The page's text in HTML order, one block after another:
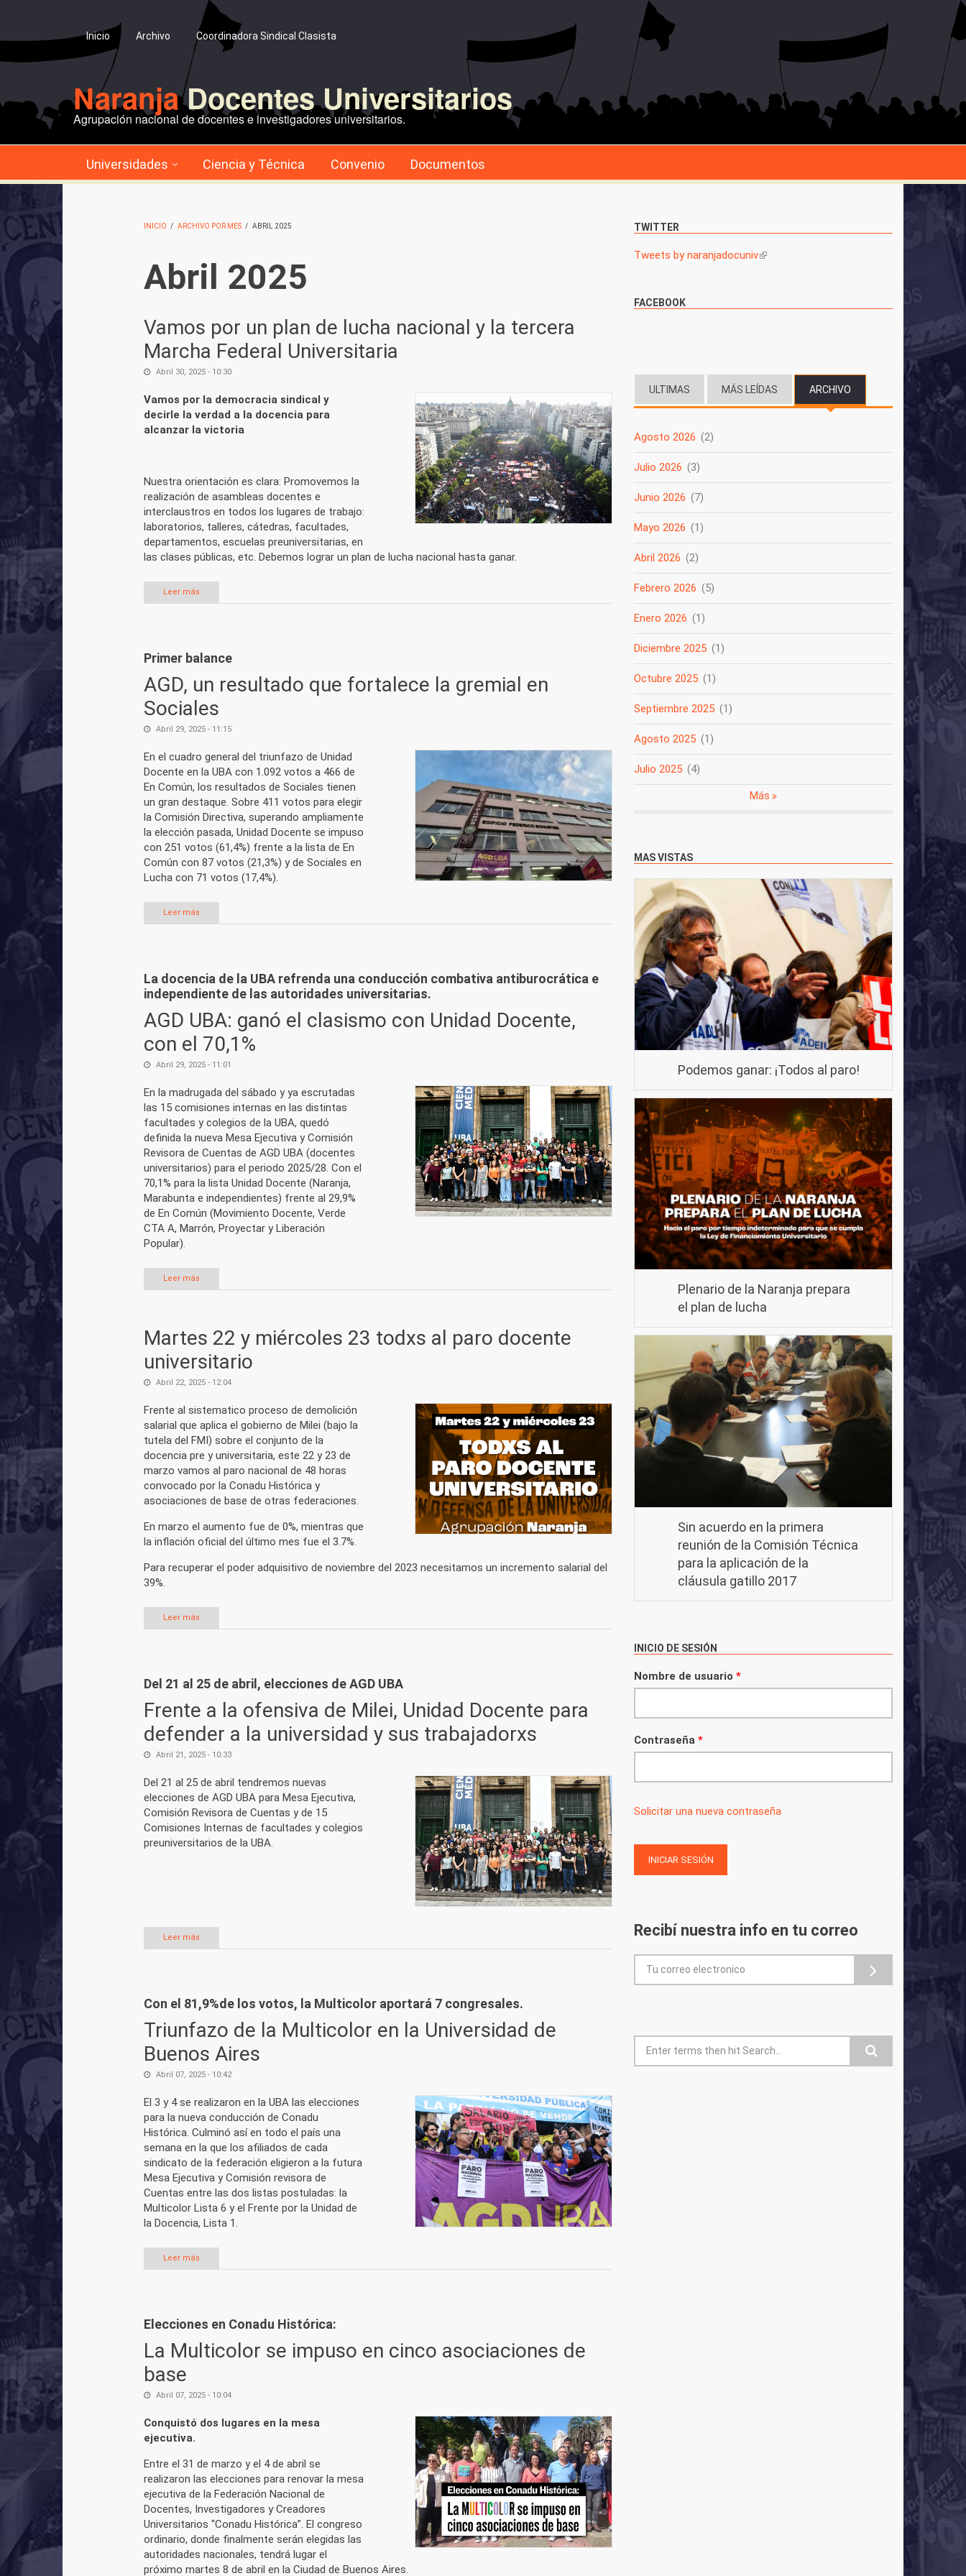
Inicio Archivo Coordinadora Sindical Clasista
NaranjaDocentes Universitarios
Agrupación nacional de docentes e investigadores universitarios.
Universidades Ciencia y Técnica Convenio Documentos
INICIO / ARCHIVO POR MES / ABRIL 2025
Abril 2025
Vamos por un plan de lucha nacional y la tercera
Marcha Federal Universitaria
Abril 30, 2025 - 10:30
Vamos por la democracia sindical y
decirle la verdad a la docencia para
alcanzar la victoria
Nuestra orientación es clara: Promovemos la
realización de asambleas docentes e
interclaustros en todos los lugares de trabajo:
laboratorios, talleres, cátedras, facultades,
departamentos, escuelas preuniversitarias, en
las clases públicas, etc. Debemos lograr un plan de lucha nacional hasta ganar.
Leer más
Primer balance
AGD, un resultado que fortalece la gremial en
Sociales
Abril 29, 2025 - 11:15
En el cuadro general del triunfazo de Unidad
Docente en la UBA con 1.092 votos a 466 de
En Común, los resultados de Sociales tienen
un gran destaque. Sobre 411 votos para elegir
la Comisión Directiva, superando ampliamente
la elección pasada, Unidad Docente se impuso
con 251 votos (61,4%) frente a la lista de En
Común con 87 votos (21,3%) y de Sociales en
Lucha con 71 votos (17,4%).
Leer más
La docencia de la UBA refrenda una conducción combativa antiburocrática e
independiente de las autoridades universitarias.
AGD UBA: ganó el clasismo con Unidad Docente,
con el 70,1%
Abril 29, 2025 - 11:01
En la madrugada del sábado y ya escrutadas
las 15 comisiones internas en las distintas
facultades y colegios de la UBA, quedó
definida la nueva Mesa Ejecutiva y Comisión
Revisora de Cuentas de AGD UBA (docentes
universitarios) para el periodo 2025/28. Con el
70,1% para la lista Unidad Docente (Naranja,
Marabunta e independientes) frente al 29,9%
de En Común (Movimiento Docente, Verde
CTA A, Marrón, Proyectar y Liberación
Popular).
Leer más
Martes 22 y miércoles 23 todxs al paro docente
universitario
Abril 22, 2025 - 12:04
Frente al sistematico proceso de demolición
salarial que aplica el gobierno de Milei (bajo la
tutela del FMI) sobre el conjunto de la
docencia pre y universitaria, este 22 y 23 de
marzo vamos al paro nacional de 48 horas
convocado por la Conadu Histórica y
asociaciones de base de otras federaciones.
En marzo el aumento fue de 0%, mientras que
la inflación oficial del último mes fue el 3.7%.
Para recuperar el poder adquisitivo de noviembre del 2023 necesitamos un incremento salarial del
39%.
Leer más
Del 21 al 25 de abril, elecciones de AGD UBA
Frente a la ofensiva de Milei, Unidad Docente para
defender a la universidad y sus trabajadorxs
Abril 21, 2025 - 10:33
Del 21 al 25 de abril tendremos nuevas
elecciones de AGD UBA para Mesa Ejecutiva,
Comisión Revisora de Cuentas y de 15
Comisiones Internas de facultades y colegios
preuniversitarios de la UBA.
Leer más
Con el 81,9%de los votos, la Multicolor aportará 7 congresales.
Triunfazo de la Multicolor en la Universidad de
Buenos Aires
Abril 07, 2025 - 10:42
El 3 y 4 se realizaron en la UBA las elecciones
para la nueva conducción de Conadu
Histórica. Culminó así en todo el país una
semana en la que los afiliados de cada
sindicato de la federación eligieron a la futura
Mesa Ejecutiva y Comisión revisora de
Cuentas entre las dos listas postuladas: la
Multicolor Lista 6 y el Frente por la Unidad de
la Docencia, Lista 1.
Leer más
Elecciones en Conadu Histórica:
La Multicolor se impuso en cinco asociaciones de
base
Abril 07, 2025 - 10:04
Conquistó dos lugares en la mesa
ejecutiva.
Entre el 31 de marzo y el 4 de abril se
realizaron las elecciones para renovar la mesa
ejecutiva de la Federación Nacional de
Docentes, Investigadores y Creadores
Universitarios “Conadu Histórica”. El congreso
ordinario, donde finalmente serán elegidas las
autoridades nacionales, tendrá lugar el
próximo martes 8 de abril en la Ciudad de Buenos Aires.
TWITTER
Tweets by naranjadocuniv(link is external)
FACEBOOK
ULTIMAS MÁS LEÍDAS ARCHIVO (SOLAPA ACTIVA)
Agosto 2026 (2)
Julio 2026 (3)
Junio 2026 (7)
Mayo 2026 (1)
Abril 2026 (2)
Febrero 2026 (5)
Enero 2026 (1)
Diciembre 2025 (1)
Octubre 2025 (1)
Septiembre 2025 (1)
Agosto 2025 (1)
Julio 2025 (4)
Más
MAS VISTAS
Podemos ganar: ¡Todos al paro!
Plenario de la Naranja prepara
el plan de lucha
Sin acuerdo en la primera
reunión de la Comisión Técnica
para la aplicación de la
cláusula gatillo 2017
INICIO DE SESIÓN
Nombre de usuario *
Contraseña *
Solicitar una nueva contraseña
Recibí nuestra info en tu correo
Formulario de búsqueda